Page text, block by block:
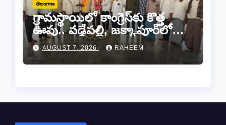
తెలంగాణ
గ్రామస్థాయిలో కాంగ్రెస్‌కు కొత్త
ఊపు.. వడ్డేపల్లి, జక్కాపూర్‌లో
నూతన కమిటీల ఏర్పాటు
AUGUST 7, 2026 RAHEEM